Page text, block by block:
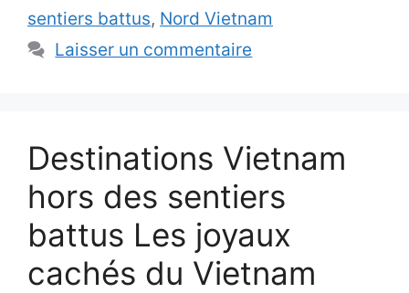
sentiers battus, Nord Vietnam
Laisser un commentaire
Destinations Vietnam
hors des sentiers
battus Les joyaux
cachés du Vietnam